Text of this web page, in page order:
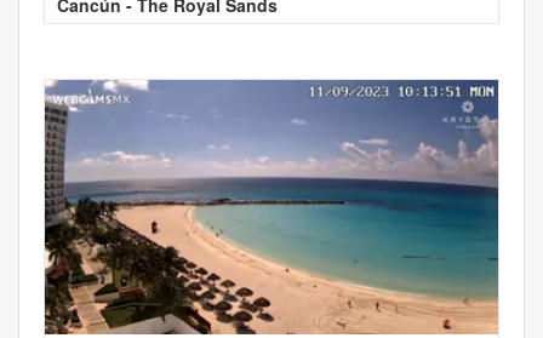
Cancún - The Royal Sands